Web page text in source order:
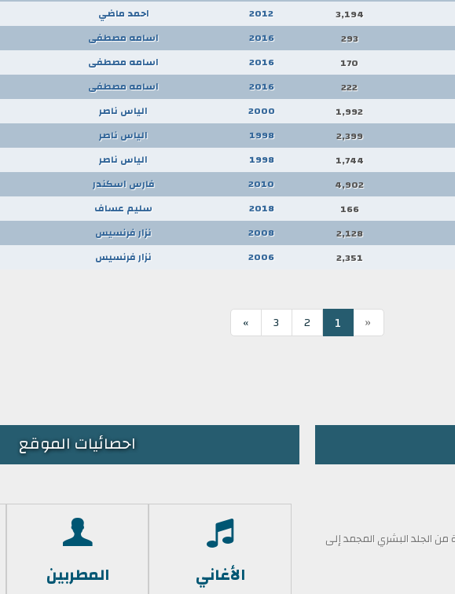
3,194
2012 احمد ماضي
293
2016 اسامه مصطفى
170
2016 اسامه مصطفى
222
2016 اسامه مصطفى
1,992
2000 الياس ناصر
2,399
1998 الياس ناصر
1,744
1998 الياس ناصر
4,902
2010 فارس اسكندر
166
2018 سليم عساف
2,128
2008 نزار فرنسيس
2,351
2006 نزار فرنسيس
«
1
2
3
»
الجلد البشري المجمد إلى
احصائيات الموقع
الأغاني المطربين